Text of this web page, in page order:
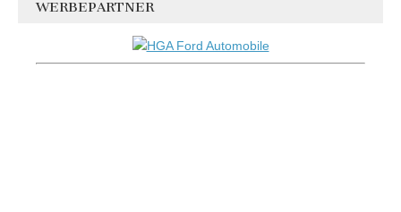
WERBEPARTNER